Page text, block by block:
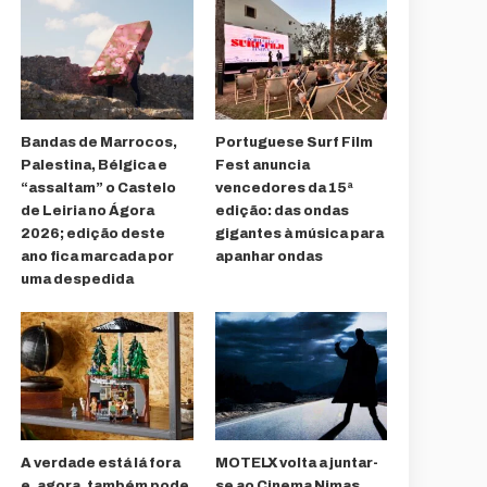
Bandas de Marrocos,
Palestina, Bélgica e
“assaltam” o Castelo
de Leiria no Ágora
2026; edição deste
ano fica marcada por
uma despedida
Portuguese Surf Film
Fest anuncia
vencedores da 15ª
edição: das ondas
gigantes à música para
apanhar ondas
A verdade está lá fora
MOTELX volta a juntar-